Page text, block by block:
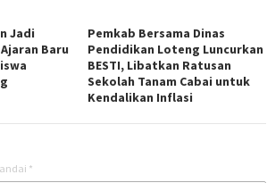
Jadi
Baru
Pemkab Bersama Dinas
Pendidikan Loteng Luncurkan
BESTI, Libatkan Ratusan
Sekolah Tanam Cabai untuk
Kendalikan Inflasi
*